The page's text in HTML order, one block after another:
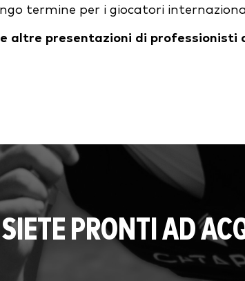
termine per i giocatori
altre presentazioni di professionisti
SIETE PRONTI AD